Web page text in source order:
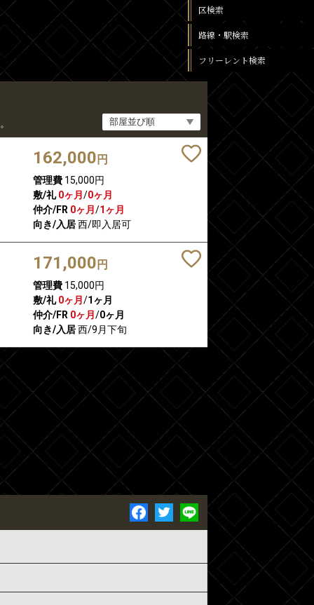
162,000 円
管理費15,000円
敷/礼 0ヶ月/0ヶ月
仲介/FR 0ヶ月/1ヶ月
向き/入居西/即入居可
171,000 円
管理費15,000円
敷/礼 0ヶ月/1ヶ月
仲介/FR 0ヶ月/0ヶ月
向き/入居西/9月下旬
区検索
路線・駅検索
フリーレント検索